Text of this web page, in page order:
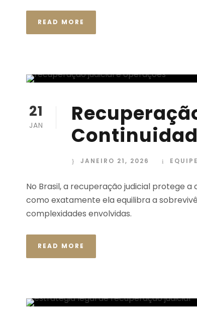
READ MORE
21
JAN
JANEIRO 21, 2026
No Brasil, a recuperação judicial protege
como exatamente ela equilibra a
complexidades envolvidas.
READ MORE